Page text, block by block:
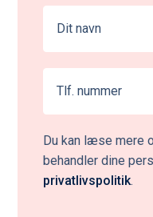
Du kan læse mere
behandler dine
privatlivspolitik.